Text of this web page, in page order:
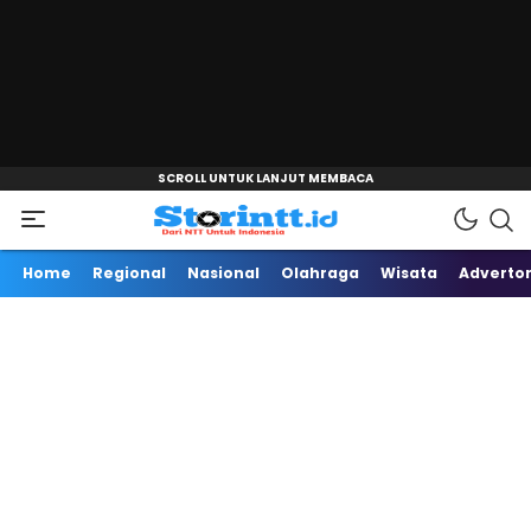
"
Storintt
Dari NTT Untuk Indonesia
Home Regional Nasional Olahraga Wisata